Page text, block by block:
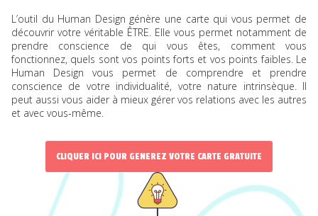
L’outil du Human Design génère une carte qui vous permet de
découvrir votre véritable ÊTRE. Elle vous permet notamment de
prendre conscience de qui vous êtes, comment vous
fonctionnez, quels sont vos points forts et vos points faibles. Le
Human Design vous permet de comprendre et prendre
conscience de votre individualité, votre nature intrinsèque. Il
peut aussi vous aider à mieux gérer vos relations avec les autres
et avec vous-même.
CLIQUER ICI POUR GENEREZ VOTRE CARTE GRATUITE